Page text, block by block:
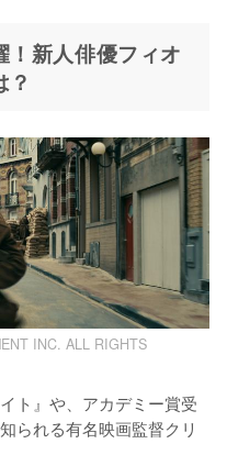
新人俳優フィオ
INC. ALL RIGHTS
ト』や、アカデミー賞受
られる有名映画監督クリ